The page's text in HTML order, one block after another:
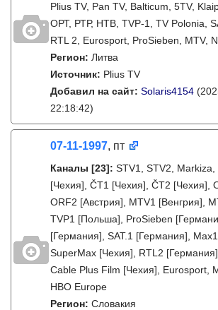
Plius TV, Pan TV, Balticum, 5TV,
ОРТ, РТР, НТВ, TVP-1, TV Polonia,
RTL 2, Eurosport, ProSieben, MTV,
Регион: Литва
Источник: Plius TV
Добавил на сайт: Solaris4154
22:18:42)
07-11-1997, пт
Каналы [23]: STV1, STV2, Markiza,
[Чехия], ČT1 [Чехия], ČT2 [Чехия],
ORF2 [Австрия], MTV1 [Венгрия],
TVP1 [Польша], ProSieben
[Германия], SAT.1 [Германия],
SuperMax [Чехия], RTL2
Cable Plus Film [Чехия], Eurosport,
HBO Europe
Регион: Словакия